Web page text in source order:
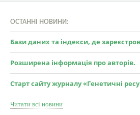
ОСТАННІ НОВИНИ:
Бази даних та індекси, де
Розширена інформація про авторів.
Старт сайту журналу «Генетичні
Читати всі новини